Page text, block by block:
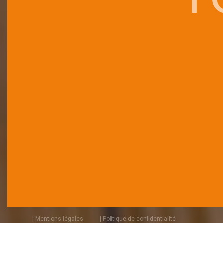
| Mentions légales | Politique de confidentialité